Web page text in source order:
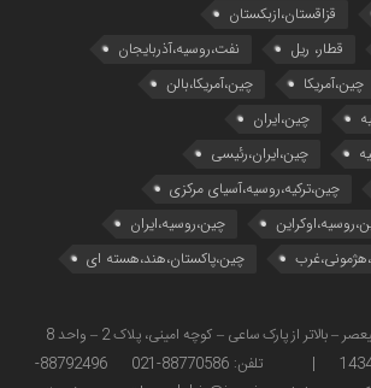
قزاقستان،ازبکستان
قطار، ریل
نفت،روسیه،آذربایجان
چین،آمریکا
چین،آمریکا،بالن
چین،ایران
چین،ایران،رئیسی
چین،ترکیه،روسیه،آسیای مرکزی
چین،روسیه،ایران
چین،پاکستان،هند،هسته ای
| کدپستی: 1434734368 | تلفن: 88770586-021 88792496-